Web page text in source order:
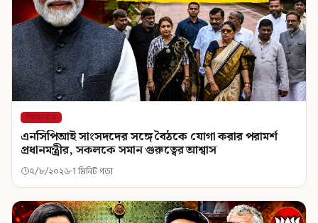
শিরোনাম
এনসিপিআই সাংসদদের সঙ্গে বৈঠকে যোগা করার পরামর্শ
প্রধানমন্ত্রীর, সকলকে সমান গুরুত্বের আশ্বাস
৭/৮/২০২৬ 1 মিনিট পড়া